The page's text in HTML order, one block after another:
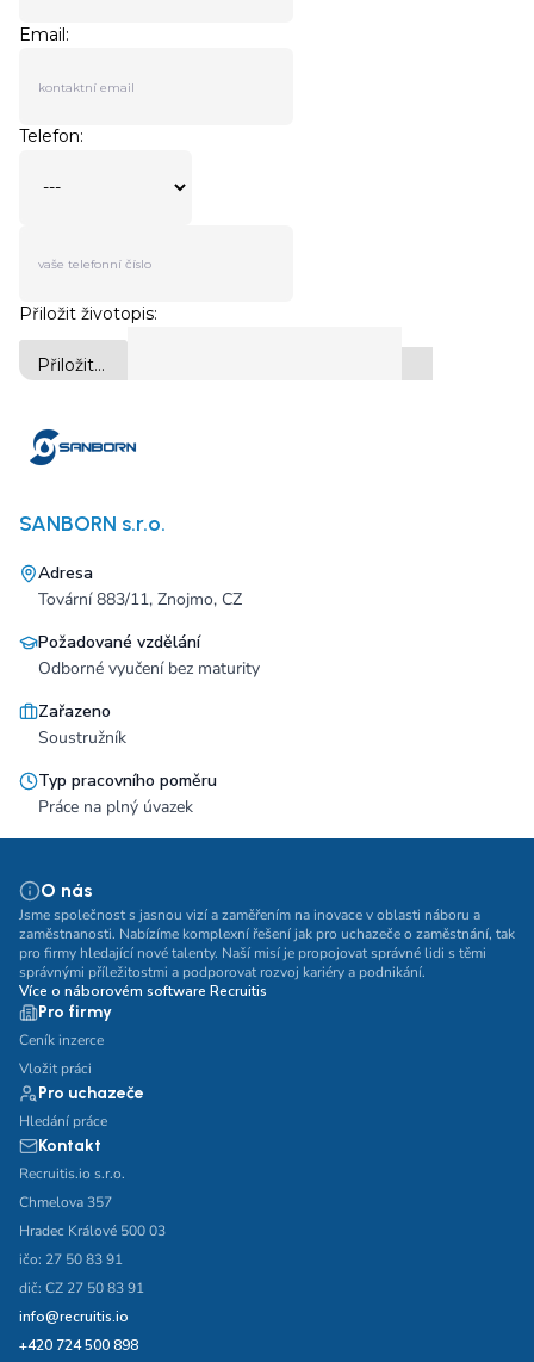
SANBORN s.r.o.
Adresa
Tovární 883/11, Znojmo, CZ
Požadované vzdělání
Odborné vyučení bez maturity
Zařazeno
Soustružník
Typ pracovního poměru
Práce na plný úvazek
O nás
Jsme společnost s jasnou vizí a zaměřením na inovace v oblasti náboru a
zaměstnanosti. Nabízíme komplexní řešení jak pro uchazeče o zaměstnání, tak
pro firmy hledající nové talenty. Naší misí je propojovat správné lidi s těmi
správnými příležitostmi a podporovat rozvoj kariéry a podnikání.
Více o náborovém software Recruitis
Pro firmy
Ceník inzerce
Vložit práci
Pro uchazeče
Hledání práce
Kontakt
Recruitis.io s.r.o.
Chmelova 357
Hradec Králové 500 03
ičo: 27 50 83 91
dič: CZ 27 50 83 91
info@recruitis.io
+420 724 500 898